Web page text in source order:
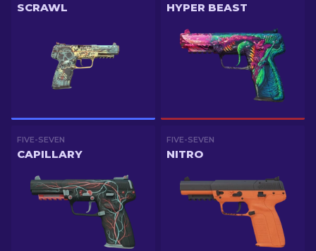
SCRAWL HYPER BEAST
FIVE-SEVEN
CAPILLARY
FIVE-SEVEN
NITRO